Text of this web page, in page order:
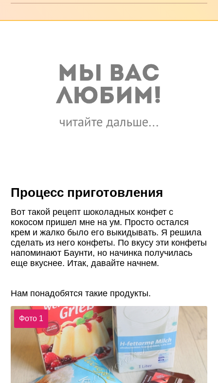
Процесс приготовления
Вот такой рецепт шоколадных конфет с
кокосом пришел мне на ум. Просто остался
крем и жалко было его выкидывать. Я решила
сделать из него конфеты. По вкусу эти конфеты
напоминают Баунти, но начинка получилась
еще вкуснее. Итак, давайте начнем.
Нам понадобятся такие продукты.
Фото 1